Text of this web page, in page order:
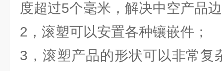
度超过5个毫米，解决中空产品
2，滚塑可以安置各种镶嵌件；
3，滚塑产品的形状可以非常复